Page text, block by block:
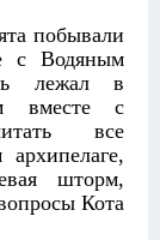
побывали
с Водяным
лежал в
вместе с
все
шторм,
Кота